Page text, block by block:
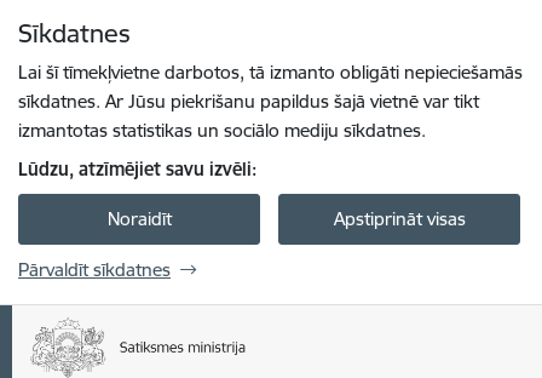
Sīkdatnes
Lai šī tīmekļvietne darbotos, tā izmanto obligāti nepieciešamās
sīkdatnes. Ar Jūsu piekrišanu papildus šajā vietnē var tikt
izmantotas statistikas un sociālo mediju sīkdatnes.
Lūdzu, atzīmējiet savu izvēli:
Noraidīt Apstiprināt visas
Pārvaldīt sīkdatnes